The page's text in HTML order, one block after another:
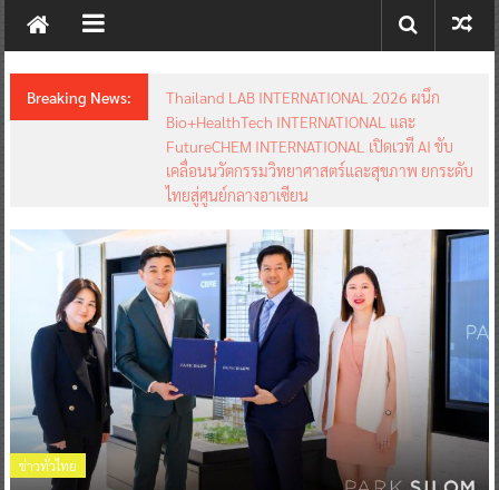
New
Breaking News:
Thailand LAB INTERNATIONAL 2026 ผนึก
Bio+HealthTech INTERNATIONAL และ
FutureCHEM INTERNATIONAL เปิดเวที AI ขับ
เคลื่อนนวัตกรรมวิทยาศาสตร์และสุขภาพ ยกระดับ
ไทยสู่ศูนย์กลางอาเซียน
ข่าวทั่วไทย